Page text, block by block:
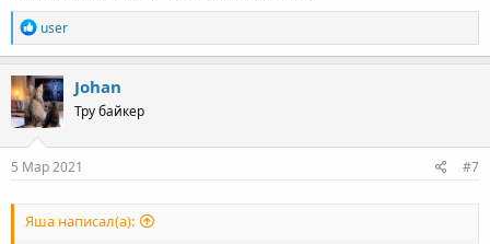
R
e
a
c
t
i
o
n
s
user
Johan
Тру байкер
5 Мар 2021 #7
Яша написал(а):